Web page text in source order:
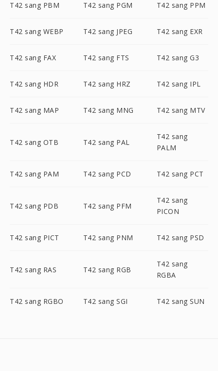
T42 sang PBM T42 sang PGM T42 sang PPM
T42 sang WEBP T42 sang JPEG T42 sang EXR
T42 sang FAX T42 sang FTS T42 sang G3
T42 sang HDR T42 sang HRZ T42 sang IPL
T42 sang MAP T42 sang MNG T42 sang MTV
T42 sang OTB T42 sang PAL
T42 sang
PALM
T42 sang PAM T42 sang PCD T42 sang PCT
T42 sang PDB T42 sang PFM
T42 sang
PICON
T42 sang PICT T42 sang PNM T42 sang PSD
T42 sang RAS T42 sang RGB
T42 sang
RGBA
T42 sang RGBO T42 sang SGI T42 sang SUN